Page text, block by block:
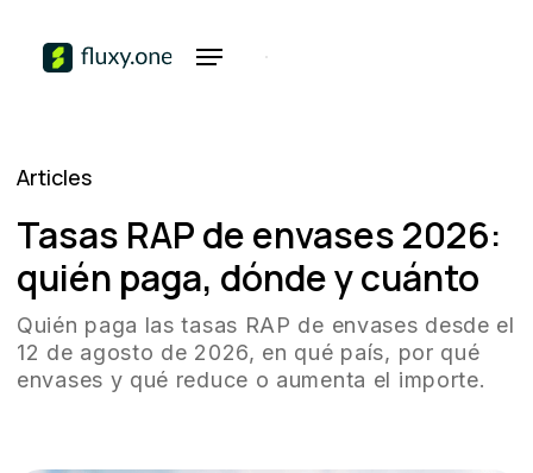
Articles
Tasas RAP de envases 2026:
quién paga, dónde y cuánto
Quién paga las tasas RAP de envases desde el
12 de agosto de 2026, en qué país, por qué
envases y qué reduce o aumenta el importe.